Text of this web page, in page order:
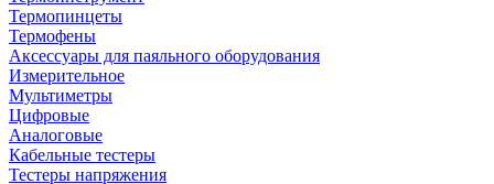
Термопинцеты
Термофены
Аксессуары для паяльного оборудования
Измерительное
Мультиметры
Цифровые
Аналоговые
Кабельные тестеры
Тестеры напряжения